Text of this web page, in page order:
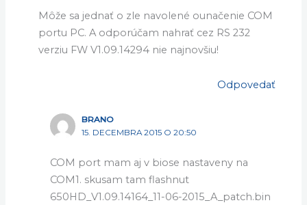
Môže sa jednať o zle navolené ounačenie COM
portu PC. A odporúčam nahrať cez RS 232
verziu FW V1.09.14294 nie najnovšiu!
Odpovedať
BRANO
15. DECEMBRA 2015 O 20:50
COM port mam aj v biose nastaveny na
COM1. skusam tam flashnut
650HD_V1.09.14164_11-06-2015_A_patch.bin